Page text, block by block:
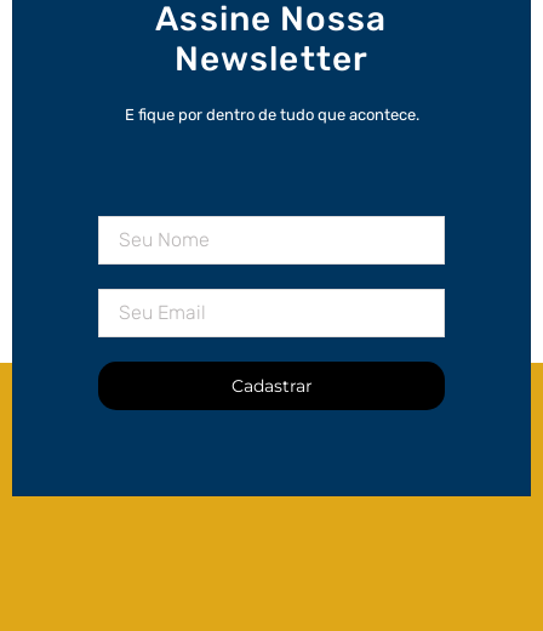
Assine Nossa
Newsletter
E fique por dentro de tudo que acontece.
Cadastrar